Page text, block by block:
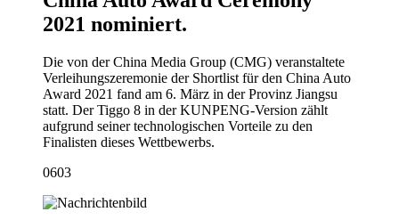
2021 nominiert.
Die von der China Media Group (CMG) veranstaltete
Verleihungszeremonie der Shortlist für den China Auto
Award 2021 fand am 6. März in der Provinz Jiangsu
statt. Der Tiggo 8 in der KUNPENG-Version zählt
aufgrund seiner technologischen Vorteile zu den
Finalisten dieses Wettbewerbs.
0603